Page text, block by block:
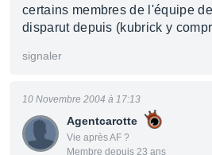
certains membres de l'équipe
disparut depuis (kubrick y
signaler
Agentcarotte
Vie après AF ?
Membre depuis 23 ans
10 Novembre 2004 à 17:13